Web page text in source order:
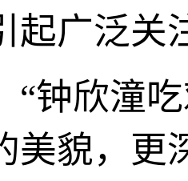
起广泛关
“钟欣潼
美貌，更